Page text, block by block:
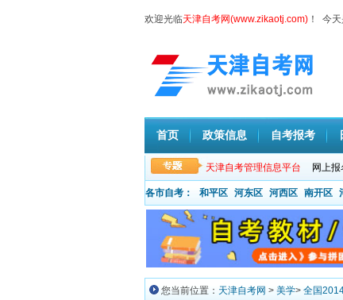
欢迎光临天津自考网(www.zikaotj.com) ！ 今
首页 政策信息 自考报考
天津自考管理信息平台 网上
各市自考： 和平区 河东区 河西区 南开区
您当前位置： 天津自考网 > 美学> 全国